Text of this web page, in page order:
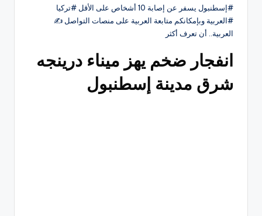
#إسطنبول يسفر عن إصابة 10 أشخاص على الأقل #تركيا
#العربية وبإمكانكم متابعة العربية على منصات التواصل ‏✍️
العربية.. أن تعرف أكثر
انفجار ضخم يهز ميناء درينجه
شرق مدينة إسطنبول